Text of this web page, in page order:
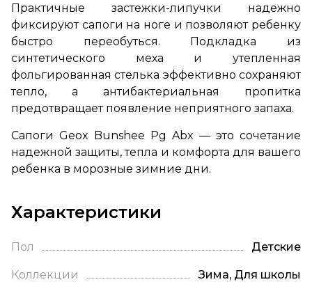
Практичные застежки-липучки надежно
фиксируют сапоги на ноге и позволяют ребенку
быстро переобуться. Подкладка из
синтетического меха и утепленная
фольгированная стелька эффективно сохраняют
тепло, а антибактериальная пропитка
предотвращает появление неприятного запаха.
Сапоги Geox Bunshee Pg Abx — это сочетание
надежной защиты, тепла и комфорта для вашего
ребенка в морозные зимние дни.
Характеристики
Пол Детские
Коллекции Зима, Для школы